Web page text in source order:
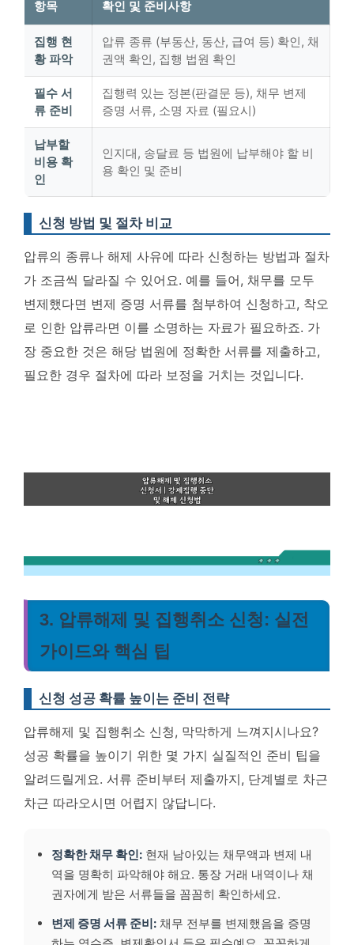
항목 확인 및 준비사항
집행 현
황 파악
압류 종류 (부동산, 동산, 급여 등) 확인, 채
권액 확인, 집행 법원 확인
필수 서
류 준비
집행력 있는 정본(판결문 등), 채무 변제
증명 서류, 소명 자료 (필요시)
납부할
비용 확
인
인지대, 송달료 등 법원에 납부해야 할 비
용 확인 및 준비
신청 방법 및 절차 비교
압류의 종류나 해제 사유에 따라 신청하는 방법과 절차
가 조금씩 달라질 수 있어요. 예를 들어, 채무를 모두
변제했다면 변제 증명 서류를 첨부하여 신청하고, 착오
로 인한 압류라면 이를 소명하는 자료가 필요하죠. 가
장 중요한 것은 해당 법원에 정확한 서류를 제출하고,
필요한 경우 절차에 따라 보정을 거치는 것입니다.
3. 압류해제 및 집행취소 신청: 실전
가이드와 핵심 팁
신청 성공 확률 높이는 준비 전략
압류해제 및 집행취소 신청, 막막하게 느껴지시나요?
성공 확률을 높이기 위한 몇 가지 실질적인 준비 팁을
알려드릴게요. 서류 준비부터 제출까지, 단계별로 차근
차근 따라오시면 어렵지 않답니다.
정확한 채무 확인: 현재 남아있는 채무액과 변제 내
역을 명확히 파악해야 해요. 통장 거래 내역이나 채
권자에게 받은 서류들을 꼼꼼히 확인하세요.
변제 증명 서류 준비: 채무 전부를 변제했음을 증명